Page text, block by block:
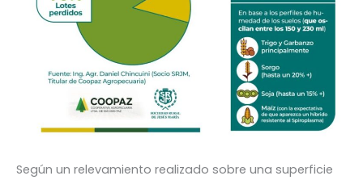
Según un relevamiento realizado sobre una superficie